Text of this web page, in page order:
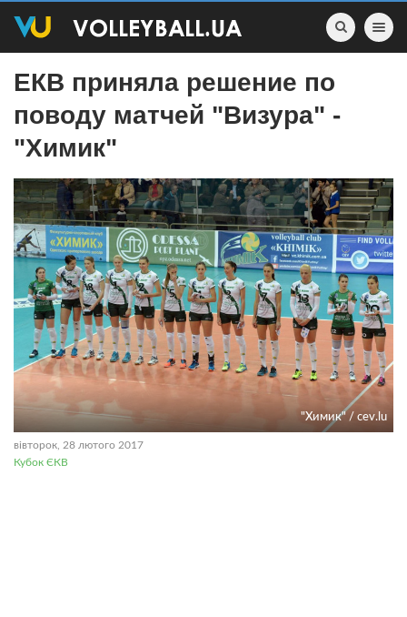
Toggle
ЕКВ приняла решение по
поводу матчей "Визура" -
"Химик"
"Химик" / cev.lu
вівторок, 28 лютого 2017
Кубок ЄКВ